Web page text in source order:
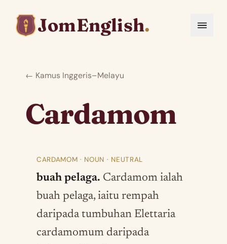
JomEnglish.
← Kamus Inggeris–Melayu
Cardamom
CARDAMOM · NOUN · NEUTRAL
buah pelaga. Cardamom ialah
buah pelaga, iaitu rempah
daripada tumbuhan Elettaria
cardamomum daripada